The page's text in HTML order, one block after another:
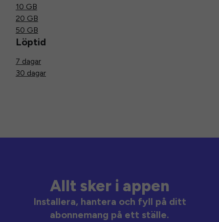
10 GB
20 GB
50 GB
Löptid
7 dagar
30 dagar
Allt sker i appen
Installera, hantera och fyll på ditt
abonnemang på ett ställe.